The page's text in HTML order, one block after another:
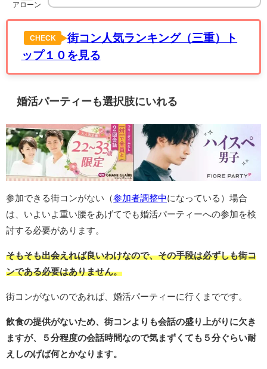
アローン
CHECK
街コン人気ランキング（三重）ト
ップ１０を見る
婚活パーティーも選択肢にいれる
参加できる街コンがない（参加者調整中 になっている）場合
は、いよいよ重い腰をあげてでも婚活パーティーへの参加を検
討する必要があります。
そもそも出会えれば良いわけなので、その手段は必ずしも街コ
ンである必要はありません。
街コンがないのであれば、婚活パーティーに行くまでです。
飲食の提供がないため、街コンよりも会話の盛り上がりに欠き
ますが、５分程度の会話時間なので気まずくても５分ぐらい耐
えしのげば何とかなります。